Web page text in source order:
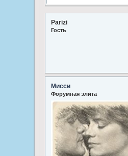
Parizi
Гость
Мисси
Форумная элита